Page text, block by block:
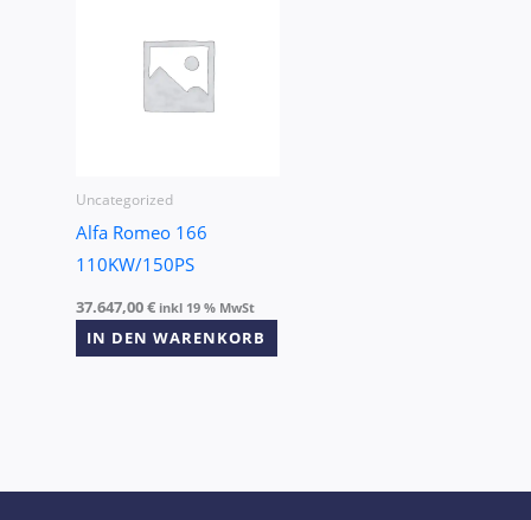
Uncategorized
Alfa Romeo 166
110KW/150PS
37.647,00€ inkl 19 % MwSt
IN DEN WARENKORB